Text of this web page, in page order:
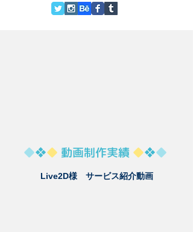
◆❖◆ 動画制作実績 ◆❖◆
Live2D様 サービス紹介動画